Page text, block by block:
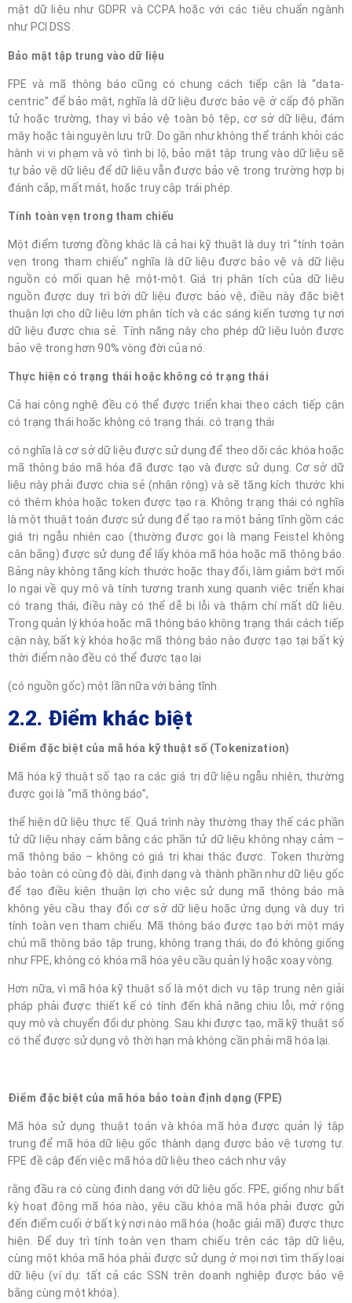
mật dữ liệu như GDPR và CCPA hoặc với các tiêu chuẩn ngành
như PCI DSS.
Bảo mật tập trung vào dữ liệu
FPE và mã thông báo cũng có chung cách tiếp cận là “data-
centric” để bảo mật, nghĩa là dữ liệu được bảo vệ ở cấp độ phần
tử hoặc trường, thay vì bảo vệ toàn bộ tệp, cơ sở dữ liệu, đám
mây hoặc tài nguyên lưu trữ. Do gần như không thể tránh khỏi các
hành vi vi phạm và vô tình bị lộ, bảo mật tập trung vào dữ liệu sẽ
tự bảo vệ dữ liệu để dữ liệu vẫn được bảo vệ trong trường hợp bị
đánh cắp, mất mát, hoặc truy cập trái phép.
Tính toàn vẹn trong tham chiếu
Một điểm tương đồng khác là cả hai kỹ thuật là duy trì “tính toàn
vẹn trong tham chiếu” nghĩa là dữ liệu được bảo vệ và dữ liệu
nguồn có mối quan hệ một-một. Giá trị phân tích của dữ liệu
nguồn được duy trì bởi dữ liệu được bảo vệ, điều này đặc biệt
thuận lợi cho dữ liệu lớn phân tích và các sáng kiến ​​tương tự nơi
dữ liệu được chia sẻ. Tính năng này cho phép dữ liệu luôn được
bảo vệ trong hơn 90% vòng đời của nó.
Thực hiện có trạng thái hoặc không có trạng thái
Cả hai công nghệ đều có thể được triển khai theo cách tiếp cận
có trạng thái hoặc không có trạng thái. có trạng thái
có nghĩa là cơ sở dữ liệu được sử dụng để theo dõi các khóa hoặc
mã thông báo mã hóa đã được tạo và được sử dụng. Cơ sở dữ
liệu này phải được chia sẻ (nhân rộng) và sẽ tăng kích thước khi
có thêm khóa hoặc token được tạo ra. Không trạng thái có nghĩa
là một thuật toán được sử dụng để tạo ra một bảng tĩnh gồm các
giá trị ngẫu nhiên cao (thường được gọi là mạng Feistel không
cân bằng) được sử dụng để lấy khóa mã hóa hoặc mã thông báo.
Bảng này không tăng kích thước hoặc thay đổi, làm giảm bớt mối
lo ngại về quy mô và tính tương tranh xung quanh việc triển khai
có trạng thái, điều này có thể dễ bị lỗi và thậm chí mất dữ liệu.
Trong quản lý khóa hoặc mã thông báo không trạng thái cách tiếp
cận này, bất kỳ khóa hoặc mã thông báo nào được tạo tại bất kỳ
thời điểm nào đều có thể được tạo lại
(có nguồn gốc) một lần nữa với bảng tĩnh.
2.2. Điểm khác biệt
Điểm đặc biệt của mã hóa kỹ thuật số (Tokenization)
Mã hóa kỹ thuật số tạo ra các giá trị dữ liệu ngẫu nhiên, thường
được gọi là “mã thông báo”,
thể hiện dữ liệu thực tế. Quá trình này thường thay thế các phần
tử dữ liệu nhạy cảm bằng các phần tử dữ liệu không nhạy cảm –
mã thông báo – không có giá trị khai thác được. Token thường
bảo toàn có cùng độ dài, định dạng và thành phần như dữ liệu gốc
để tạo điều kiện thuận lợi cho việc sử dụng mã thông báo mà
không yêu cầu thay đổi cơ sở dữ liệu hoặc ứng dụng và duy trì
tính toàn vẹn tham chiếu. Mã thông báo được tạo bởi một máy
chủ mã thông báo tập trung, không trạng thái, do đó không giống
như FPE, không có khóa mã hóa yêu cầu quản lý hoặc xoay vòng.
Hơn nữa, vì mã hóa kỹ thuật số là một dịch vụ tập trung nên giải
pháp phải được thiết kế có tính đến khả năng chịu lỗi, mở rộng
quy mô và chuyển đổi dự phòng. Sau khi được tạo, mã kỹ thuật số
có thể được sử dụng vô thời hạn mà không cần phải mã hóa lại.
Điểm đặc biệt của mã hóa bảo toàn định dạng (FPE)
Mã hóa sử dụng thuật toán và khóa mã hóa được quản lý tập
trung để mã hóa dữ liệu gốc thành dạng được bảo vệ tương tự.
FPE đề cập đến việc mã hóa dữ liệu theo cách như vậy
rằng đầu ra có cùng định dạng với dữ liệu gốc. FPE, giống như bất
kỳ hoạt động mã hóa nào, yêu cầu khóa mã hóa phải được gửi
đến điểm cuối ở bất kỳ nơi nào mã hóa (hoặc giải mã) được thực
hiện. Để duy trì tính toàn vẹn tham chiếu trên các tập dữ liệu,
cùng một khóa mã hóa phải được sử dụng ở mọi nơi tìm thấy loại
dữ liệu (ví dụ: tất cả các SSN trên doanh nghiệp được bảo vệ
bằng cùng một khóa).